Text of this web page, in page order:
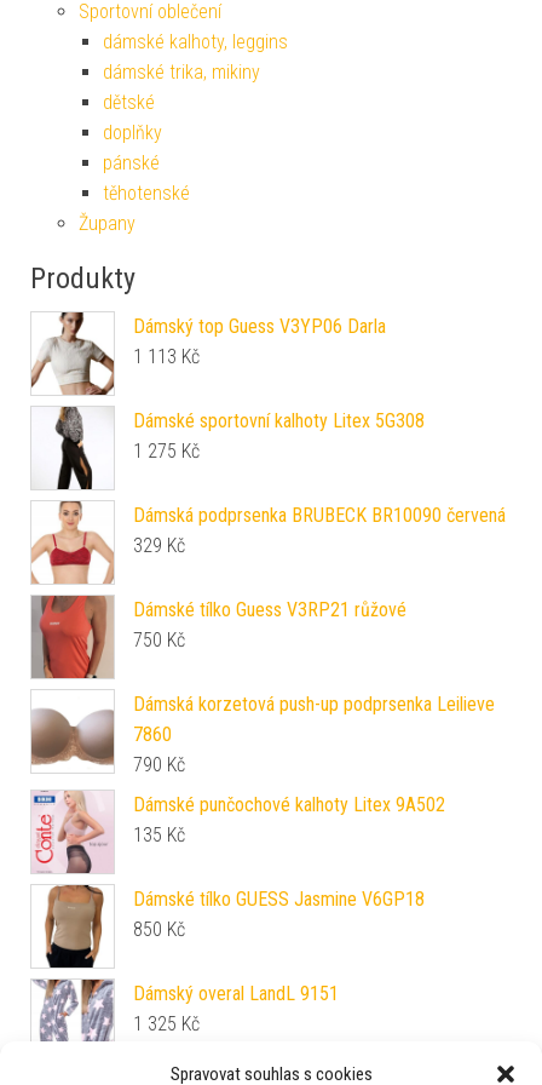
Spravovat souhlas s cookies
Sportovní oblečení
dámské kalhoty, leggins
dámské trika, mikiny
dětské
doplňky
pánské
těhotenské
Župany
Produkty
Dámský top Guess V3YP06 Darla
1 113 Kč
Dámské sportovní kalhoty Litex 5G308
1 275 Kč
Dámská podprsenka BRUBECK BR10090 červená
329 Kč
Dámské tílko Guess V3RP21 růžové
750 Kč
Dámská korzetová push-up podprsenka Leilieve
7860
790 Kč
Dámské punčochové kalhoty Litex 9A502
135 Kč
Dámské tílko GUESS Jasmine V6GP18
850 Kč
Dámský overal LandL 9151
1 325 Kč